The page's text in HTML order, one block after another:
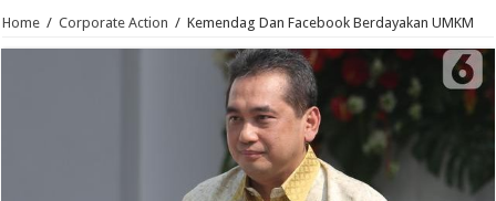
Home / Corporate Action / Kemendag Dan Facebook Berdayakan UMKM